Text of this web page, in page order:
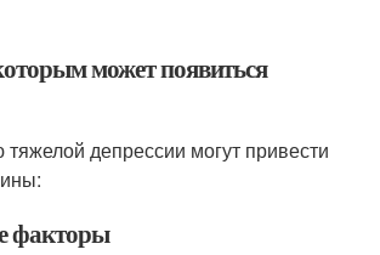
может появиться
депрессии могут привести
факторы